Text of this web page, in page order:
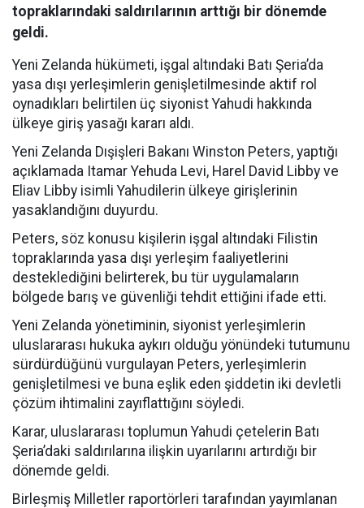
topraklarındaki saldırılarının arttığı bir dönemde
geldi.
Yeni Zelanda hükümeti, işgal altındaki Batı Şeria’da
yasa dışı yerleşimlerin genişletilmesinde aktif rol
oynadıkları belirtilen üç siyonist Yahudi hakkında
ülkeye giriş yasağı kararı aldı.
Yeni Zelanda Dışişleri Bakanı Winston Peters, yaptığı
açıklamada Itamar Yehuda Levi, Harel David Libby ve
Eliav Libby isimli Yahudilerin ülkeye girişlerinin
yasaklandığını duyurdu.
Peters, söz konusu kişilerin işgal altındaki Filistin
topraklarında yasa dışı yerleşim faaliyetlerini
desteklediğini belirterek, bu tür uygulamaların
bölgede barış ve güvenliği tehdit ettiğini ifade etti.
Yeni Zelanda yönetiminin, siyonist yerleşimlerin
uluslararası hukuka aykırı olduğu yönündeki tutumunu
sürdürdüğünü vurgulayan Peters, yerleşimlerin
genişletilmesi ve buna eşlik eden şiddetin iki devletli
çözüm ihtimalini zayıflattığını söyledi.
Karar, uluslararası toplumun Yahudi çetelerin Batı
Şeria’daki saldırılarına ilişkin uyarılarını artırdığı bir
dönemde geldi.
Birleşmiş Milletler raportörleri tarafından yayımlanan